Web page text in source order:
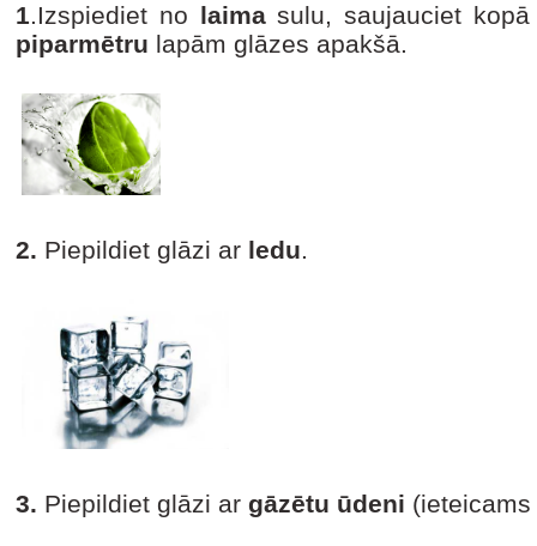
1.Izspiediet no laimasulu, saujauciet
piparmētru lapām glāzes apakšā.
2. Piepildiet glāzi ar ledu.
3. Piepildiet glāzi ar gāzētu ūdeni